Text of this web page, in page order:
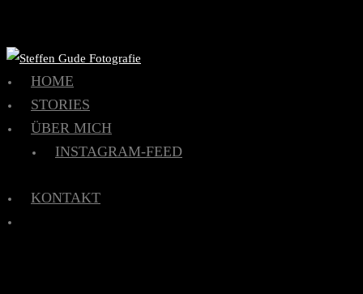
HOME
STORIES
ÜBER MICH
INSTAGRAM-FEED
KONTAKT